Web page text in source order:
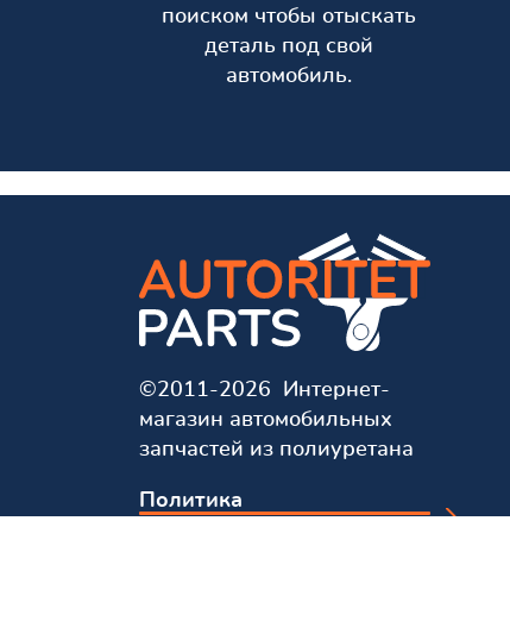
поиском чтобы отыскать
деталь под свой
автомобиль.
©2011-2026 Интернет-
магазин автомобильных
запчастей из полиуретана
Политика